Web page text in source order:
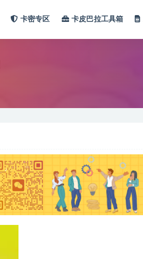
卡密专区 卡皮巴拉工具箱